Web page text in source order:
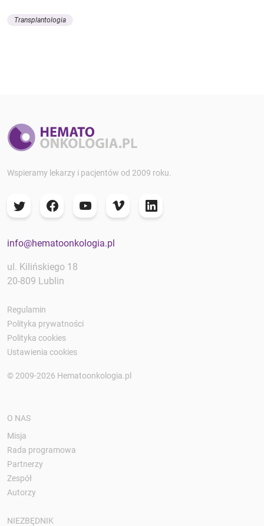
Transplantologia
Wspieramy lekarzy i pacjentów od 2009 roku.
info@hematoonkologia.pl
ul. Kilińskiego 18
20-809 Lublin
Regulamin
Polityka prywatności
Polityka cookies
Ustawienia cookies
© 2009-2026 Hematoonkologia.pl
O NAS
Misja
Rada programowa
Partnerzy
Zespół
Autorzy
NIEZBĘDNIK